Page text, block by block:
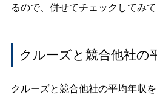
るので、併せてチェックしてみて
クルーズと競合他社の
クルーズと競合他社の平均年収